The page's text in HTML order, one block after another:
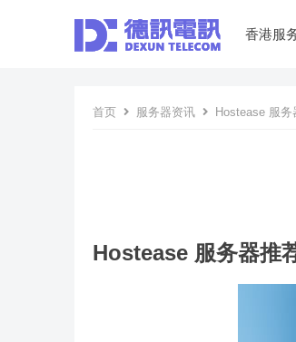
香港服
首页 服务器资讯 Hostease 服
Hostease 服务器推